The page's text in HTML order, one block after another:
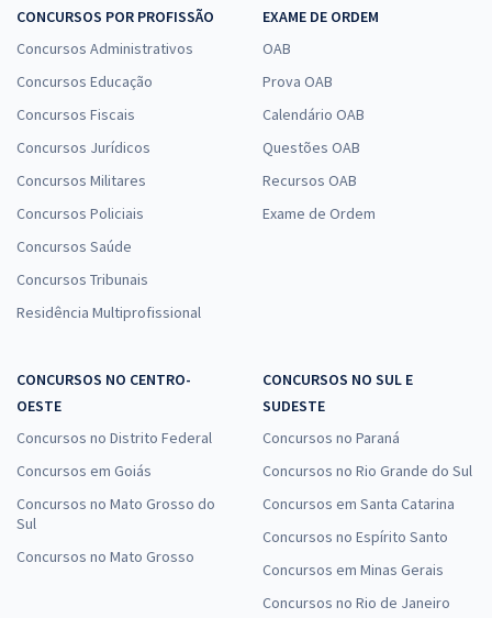
CONCURSOS POR PROFISSÃO
Concursos Administrativos
Concursos Educação
Concursos Fiscais
Concursos Jurídicos
Concursos Militares
Concursos Policiais
Concursos Saúde
Concursos Tribunais
Residência Multiprofissional
EXAME DE ORDEM
OAB
Prova OAB
Calendário OAB
Questões OAB
Recursos OAB
Exame de Ordem
CONCURSOS NO CENTRO-
OESTE
Concursos no Distrito Federal
Concursos em Goiás
Concursos no Mato Grosso do
Sul
Concursos no Mato Grosso
CONCURSOS NO SUL E
SUDESTE
Concursos no Paraná
Concursos no Rio Grande do Sul
Concursos em Santa Catarina
Concursos no Espírito Santo
Concursos em Minas Gerais
Concursos no Rio de Janeiro